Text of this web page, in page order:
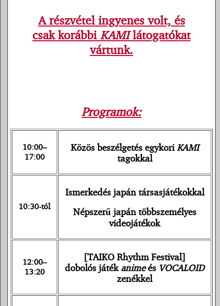
A részvétel ingyenes volt, és
csak korábbi KAMIlátogatókat
vártunk.
Programok:
10:00–
17:00
Közös beszélgetés egykori KAMI
tagokkal
10:30-tól
Ismerkedés japán társasjátékokkal
Népszerű japán többszemélyes
videojátékok
12:00–
13:20
[TAIKO Rhythm Festival]
dobolós játék animeés VOCALOID
zenékkel